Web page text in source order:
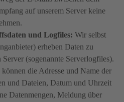
auf unserem Server keine
und Logfiles: Wir selbst
erheben Daten zu
(sogenannte Serverlogfiles).
die Adresse und Name der
und Dateien, Datum und Uhrzeit
Datenmengen, Meldung über